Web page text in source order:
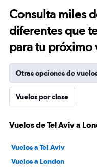
Consulta miles
diferentes que
para tu próximo
Otras opciones de
Vuelos por clase
Vuelos de Tel Aviv a
Vuelos a Tel Aviv
Vuelos a London